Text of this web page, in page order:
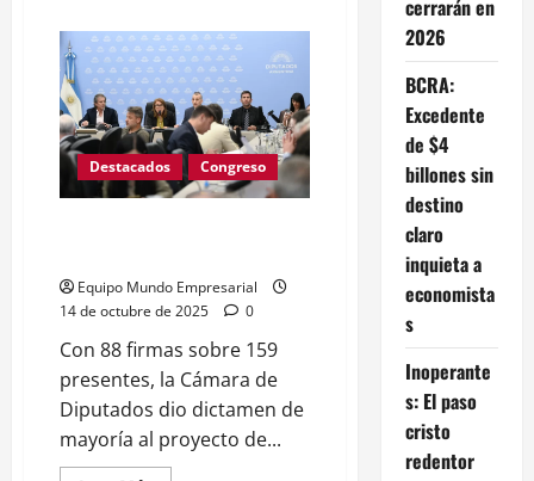
Día
Internacional
de
las
PYMES
en
el
2026:
desafíos
y
Destacados Congreso
Equipo Mundo Empresarial
14 de octubre de 2025
0
Con 88 firmas sobre 159
presentes, la Cámara de
Diputados dio dictamen de
mayoría al proyecto de...
cerrarán en
2026
BCRA:
Excedente
de $4
billones sin
destino
claro
inquieta a
economista
s
Inoperante
s: El paso
cristo
redentor